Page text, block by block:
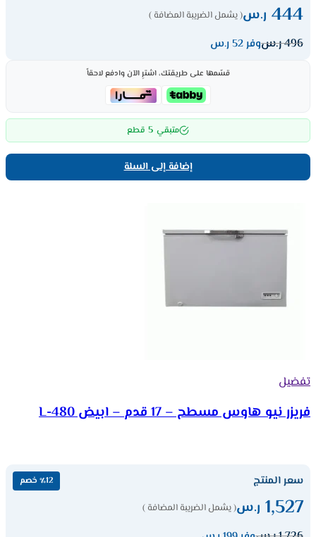
444 ر.س( يشمل الضريبة المضافة )
496ر.سوفر 52 ر.س
قسّمها على طريقتك، اشترِ الآن وادفع لاحقاً
متبقي 5 قطع
إضافة إلى السلة
تفضيل
فريزر نيو هاوس مسطح – 17 قدم – ابيض 480-L
سعر المنتج ٪12 خصم
1,527 ر.س( يشمل الضريبة المضافة )